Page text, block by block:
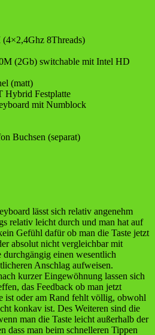
8Threads)
(2Gb) switchable mit Intel HD
(matt)
Hybrid Festplatte
mit Numblock
Buchsen (separat)
lässt sich relativ angenehm
relativ leicht durch und man hat auf
Gefühl dafür ob man die Taste jetzt
absolut nicht vergleichbar mit
einen wesentlich
Anschlag aufweisen.
kurzer Eingewöhnung lassen sich
das Feedback ob man jetzt
ist oder am Rand fehlt völlig, obwohl
konkav ist. Des Weiteren sind die
man die Taste leicht außerhalb der
dass man beim schnelleren Tippen